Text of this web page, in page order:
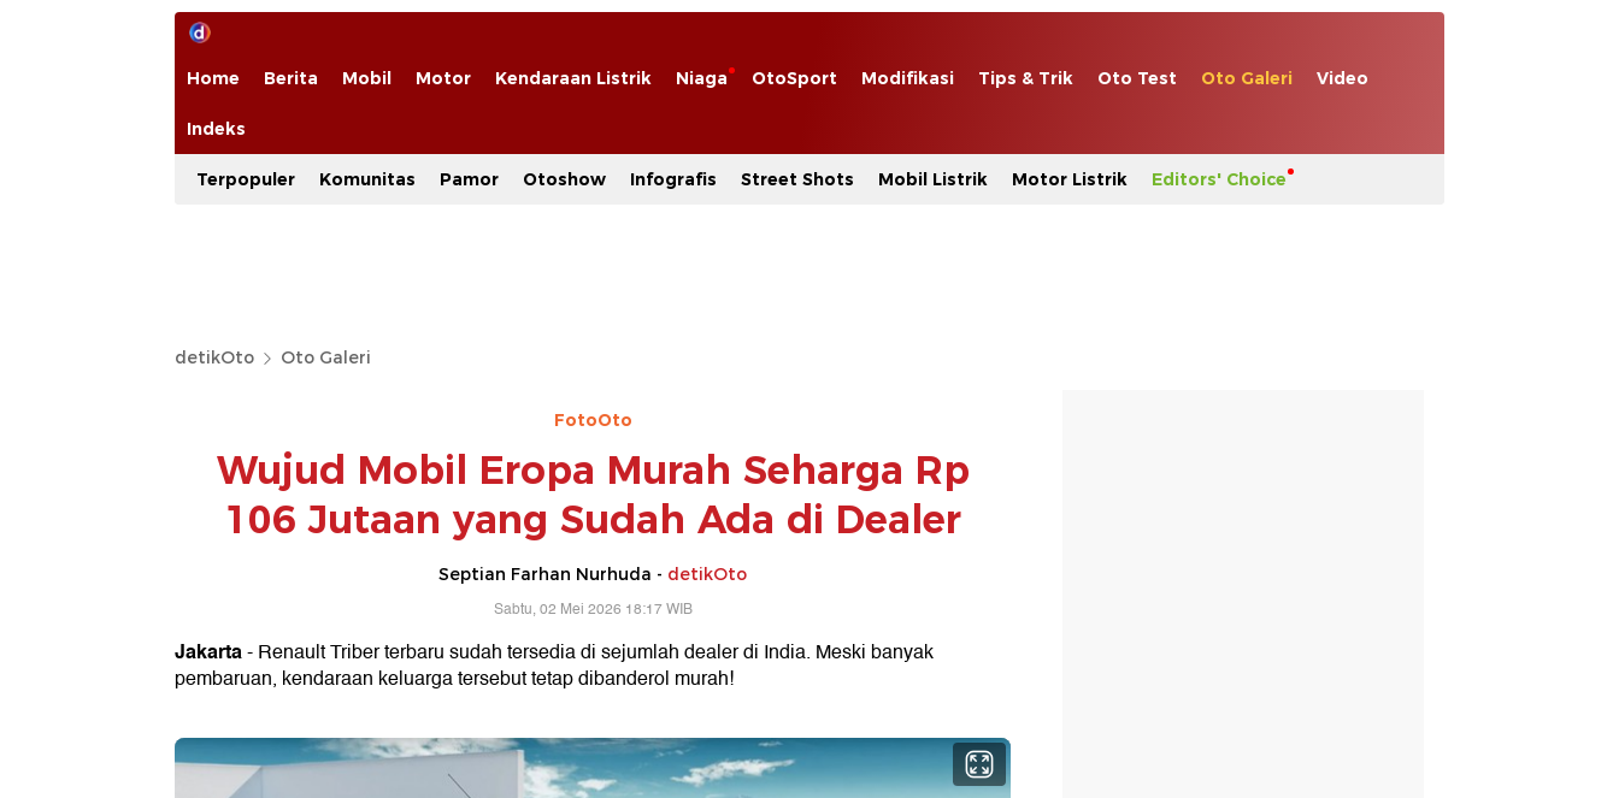
Home Berita Mobil Motor Kendaraan Listrik Niaga OtoSport Modifikasi Tips & Trik Oto Test Oto Galeri Video
Indeks
Terpopuler Komunitas Pamor Otoshow Infografis Street Shots Mobil Listrik Motor Listrik Editors' Choice
detikOto Oto Galeri
FotoOto
Wujud Mobil Eropa Murah Seharga Rp
106 Jutaan yang Sudah Ada di Dealer
Septian Farhan Nurhuda - detikOto
Sabtu, 02 Mei 2026 18:17 WIB
Jakarta- Renault Triber terbaru sudah tersedia di sejumlah dealer di India. Meski banyak
pembaruan, kendaraan keluarga tersebut tetap dibanderol murah!